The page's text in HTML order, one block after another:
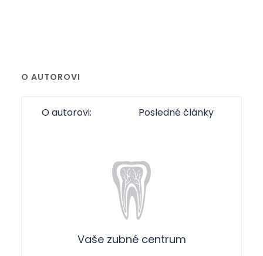
O AUTOROVI
O autorovi: Posledné články
Vaše zubné centrum